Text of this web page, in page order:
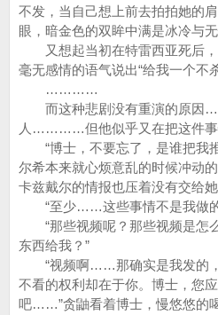
不发，当自己想上前去拍拍她的
眼，暗金色的双眸中满是冰冷与
又想起当初在特雷西亚死后，
毫无感情的语气说出“给我一个不
…………
而这种悲剧没有重演的原因
人…………但他似乎又在把这件
“博士，不要忘了，是谁把我
尔希本来就心烦意乱的时候冲动
卡兹戴尔的情报也压着没有交给她
“至少……这些事情不是我做
“那些视频呢？那些视频是怎
东西给我？”
“视频啊……那确实是我发的，
不看的权利却在于你。博士，您
吧……”贪鼬看着博士，慢悠悠的